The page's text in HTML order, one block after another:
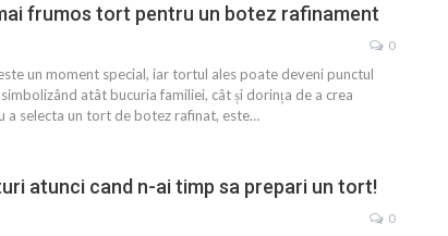
frumos tort pentru un botez rafinament
0
un moment special, iar tortul ales poate deveni punctul
atât bucuria familiei, cât și dorința de a crea
a selecta un tort de botez rafinat, este…
atunci cand n-ai timp sa prepari un tort!
0